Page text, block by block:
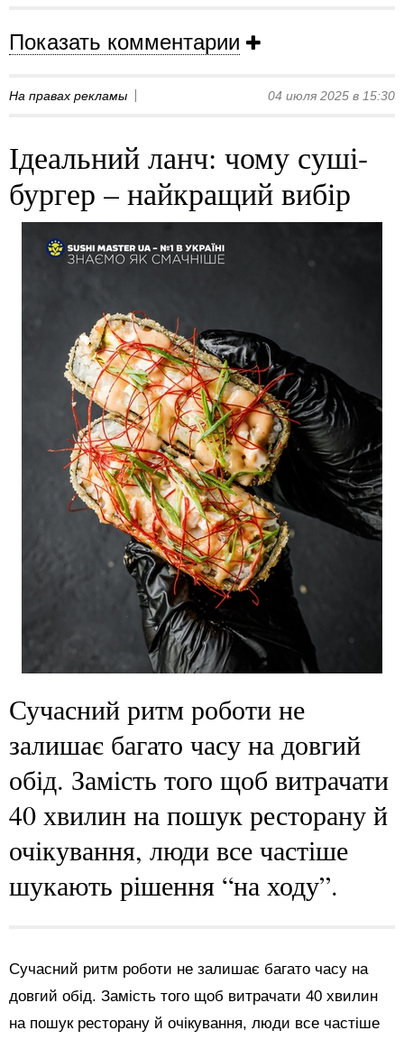
Показать комментарии
На правах рекламы 04 июля 2025 в 15:30
Ідеальний ланч: чому суші-
бургер – найкращий вибір
Сучасний ритм роботи не
залишає багато часу на довгий
обід. Замість того щоб витрачати
40 хвилин на пошук ресторану й
очікування, люди все частіше
шукають рішення “на ходу”.
Сучасний ритм роботи не залишає багато часу на
довгий обід. Замість того щоб витрачати 40 хвилин
на пошук ресторану й очікування, люди все частіше